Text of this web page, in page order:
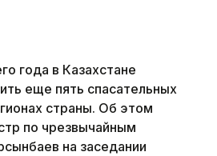
года в Казахстане
еще пять спасательных
страны. Об этом
по чрезвычайным
на заседании